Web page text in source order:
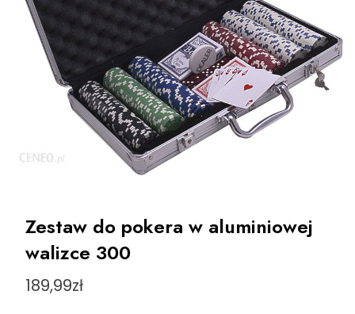
Zestaw do pokera w aluminiowej
walizce 300
189,99zł